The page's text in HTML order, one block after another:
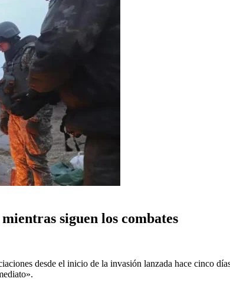
siguen los combates
desde el inicio de la invasión lanzada hace cinco